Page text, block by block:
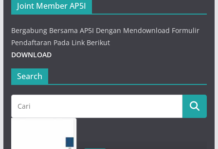
Joint Member AP5I
Bergabung Bersama AP5I Dengan Mendownload Formulir
Pendaftaran Pada Link Berikut
DOWNLOAD
Search